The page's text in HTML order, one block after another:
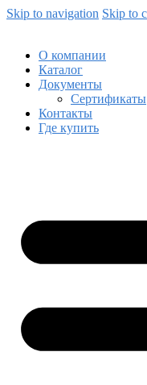
Skip to navigation Skip to
О компании
Каталог
Документы
Сертификаты
Контакты
Где купить